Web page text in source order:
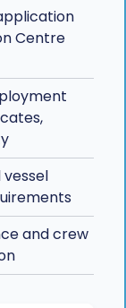
Centre
and crew